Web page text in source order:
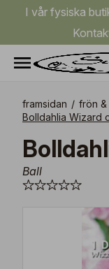
I vår fysiska
framsidan / frön
Bolldahlia Wizard
Ball